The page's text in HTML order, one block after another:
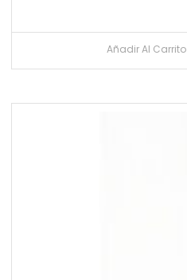
Añadir Al Carrito